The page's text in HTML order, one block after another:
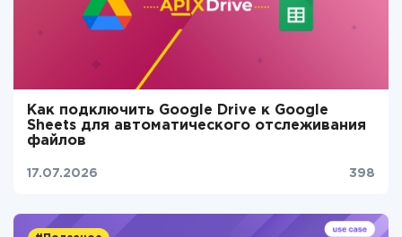
Как подключить Google Drive к Google
Sheets для автоматического отслеживания
файлов
17.07.2026 398